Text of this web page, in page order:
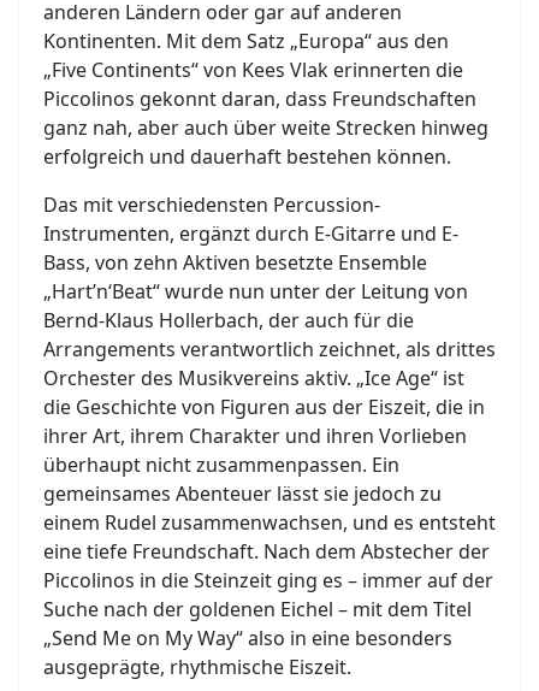
anderen Ländern oder gar auf anderen
Kontinenten. Mit dem Satz „Europa“ aus den
„Five Continents“ von Kees Vlak erinnerten die
Piccolinos gekonnt daran, dass Freundschaften
ganz nah, aber auch über weite Strecken hinweg
erfolgreich und dauerhaft bestehen können.
Das mit verschiedensten Percussion-
Instrumenten, ergänzt durch E-Gitarre und E-
Bass, von zehn Aktiven besetzte Ensemble
„Hart’n‘Beat“ wurde nun unter der Leitung von
Bernd-Klaus Hollerbach, der auch für die
Arrangements verantwortlich zeichnet, als drittes
Orchester des Musikvereins aktiv. „Ice Age“ ist
die Geschichte von Figuren aus der Eiszeit, die in
ihrer Art, ihrem Charakter und ihren Vorlieben
überhaupt nicht zusammenpassen. Ein
gemeinsames Abenteuer lässt sie jedoch zu
einem Rudel zusammenwachsen, und es entsteht
eine tiefe Freundschaft. Nach dem Abstecher der
Piccolinos in die Steinzeit ging es – immer auf der
Suche nach der goldenen Eichel – mit dem Titel
„Send Me on My Way“ also in eine besonders
ausgeprägte, rhythmische Eiszeit.